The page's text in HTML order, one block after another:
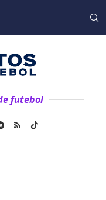
futebol